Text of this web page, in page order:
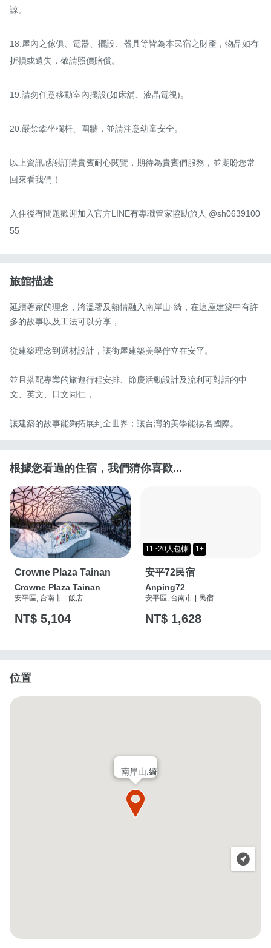
諒。
18.屋內之傢俱、電器、擺設、器具等皆為本民宿之財產，物品如有
折損或遺失，敬請照價賠償。
19.請勿任意移動室內擺設(如床舖、液晶電視)。
20.嚴禁攀坐欄杆、圍牆，並請注意幼童安全。
以上資訊感謝訂購貴賓耐心閱覽，期待為貴賓們服務，並期盼您常
回來看我們！
入住後有問題歡迎加入官方LINE有專職管家協助旅人 @sh0639100
55
旅館描述
延續著家的理念，將溫馨及熱情融入南岸山·綺，在這座建築中有許
多的故事以及工法可以分享，
從建築理念到選材設計，讓街屋建築美學佇立在安平。
並且搭配專業的旅遊行程安排、節慶活動設計及流利可對話的中
文、英文、日文同仁，
讓建築的故事能夠拓展到全世界；讓台灣的美學能揚名國際。
根據您看過的住宿，我們猜你喜歡...
Crowne Plaza Tainan
Crowne Plaza Tainan
安平區, 台南市 飯店
NT$ 5,104
11~20人包棟 1+
安平72民宿
Anping72
安平區, 台南市 民宿
NT$ 1,628
位置
南岸山.綺